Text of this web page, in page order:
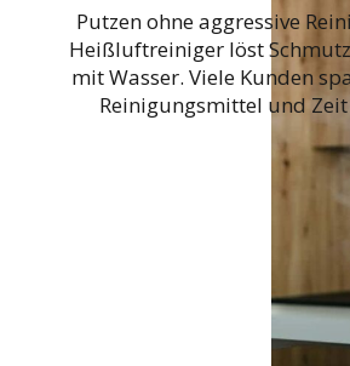
Putzen ohne aggressive
Heißluftreiniger löst
mit Wasser. Viele Kunden
Reinigungsmittel und